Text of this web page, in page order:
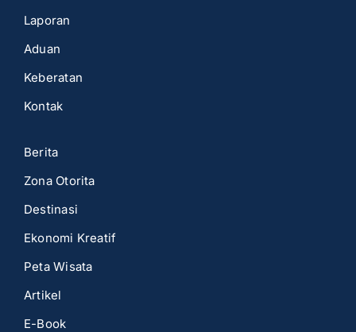
Laporan
Aduan
Keberatan
Kontak
Berita
Zona Otorita
Destinasi
Ekonomi Kreatif
Peta Wisata
Artikel
E-Book